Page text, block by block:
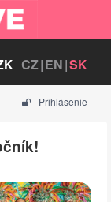
CZ EN SK
Prihlásenie